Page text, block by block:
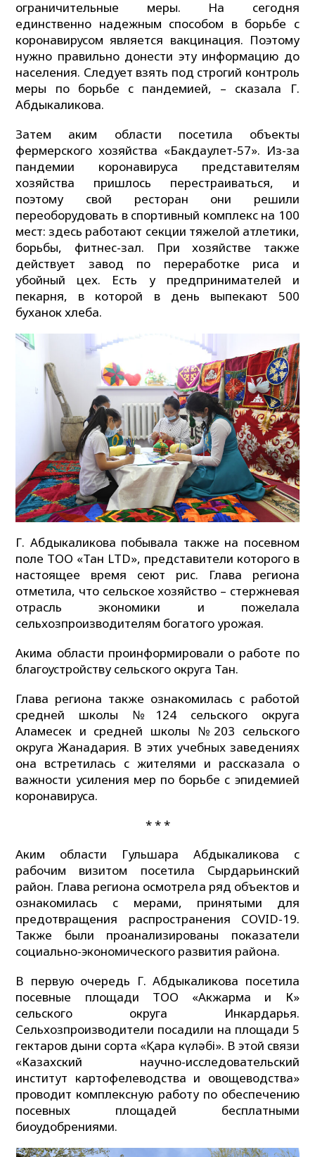
ограничительные меры. На сегодня
единственно надежным способом в борьбе с
коронавирусом является вакцинация. Поэтому
нужно правильно донести эту информацию до
населения. Следует взять под строгий контроль
меры по борьбе с пандемией, – сказала Г.
Абдыкаликова.
Затем аким области посетила объекты
фермерского хозяйства «Бакдаулет-57». Из-за
пандемии коронавируса представителям
хозяйства пришлось перестраиваться, и
поэтому свой ресторан они решили
переоборудовать в спортивный комплекс на 100
мест: здесь работают секции тяжелой атлетики,
борьбы, фитнес-зал. При хозяйстве также
действует завод по переработке риса и
убойный цех. Есть у предпринимателей и
пекарня, в которой в день выпекают 500
буханок хлеба.
Г. Абдыкаликова побывала также на посевном
поле ТОО «Тан LTD», представители которого в
настоящее время сеют рис. Глава региона
отметила, что сельское хозяйство – стержневая
отрасль экономики и пожелала
сельхозпроизводителям богатого урожая.
Акима области проинформировали о работе по
благоустройству сельского округа Тан.
Глава региона также ознакомилась с работой
средней школы №124 сельского округа
Аламесек и средней школы №203 сельского
округа Жанадария. В этих учебных заведениях
она встретилась с жителями и рассказала о
важности усиления мер по борьбе с эпидемией
коронавируса.
* * *
Аким области Гульшара Абдыкаликова с
рабочим визитом посетила Сырдарьинский
район. Глава региона осмотрела ряд объектов и
ознакомилась с мерами, принятыми для
предотвращения распространения COVID-19.
Также были проанализированы показатели
социально-экономического развития района.
В первую очередь Г. Абдыкаликова посетила
посевные площади ТОО «Акжарма и К»
сельского округа Инкардарья.
Сельхозпроизводители посадили на площади 5
гектаров дыни сорта «Қара күләбі». В этой связи
«Казахский научно-исследовательский
институт картофелеводства и овощеводства»
проводит комплексную работу по обеспечению
посевных площадей бесплатными
биоудобрениями.